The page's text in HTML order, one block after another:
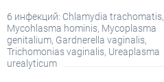
6 инфекций: Chlamydia trachomatis,
Mycohlasma hominis, Mycoplasma
genitalium, Gardnerella vaginalis,
Trichomonias vaginalis, Ureaplasma
urealyticum